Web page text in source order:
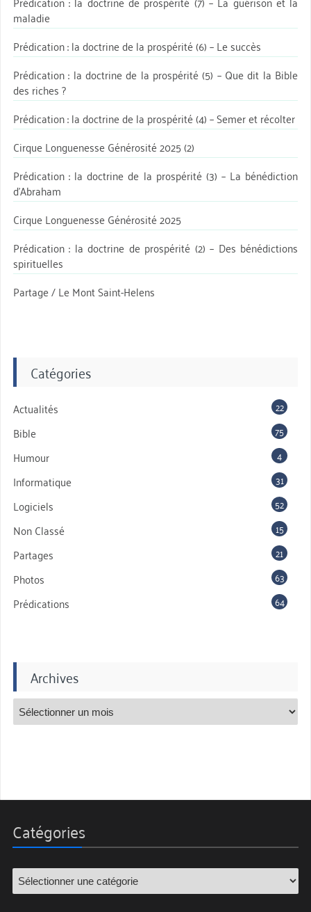
maladie
Prédication : la doctrine de la prospérité (6) – Le succès
Prédication : la doctrine de la prospérité (5) – Que dit la Bible
des riches ?
Prédication : la doctrine de la prospérité (4) – Semer et récolter
Cirque Longuenesse Générosité 2025 (2)
Prédication : la doctrine de la prospérité (3) – La bénédiction
d’Abraham
Cirque Longuenesse Générosité 2025
Prédication : la doctrine de prospérité (2) – Des bénédictions
spirituelles
Partage / Le Mont Saint-Helens
Catégories
Actualités 22
Bible 75
Humour 4
Informatique 31
Logiciels 52
Non Classé 15
Partages 21
Photos 63
Prédications 64
Archives
Catégories